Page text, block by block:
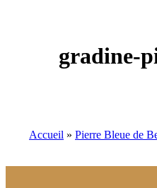
gradine-
Accueil » Pierre Bleue de